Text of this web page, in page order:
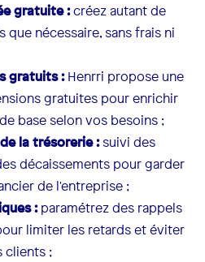
gratuite :créez autant de
nécessaire, sans frais ni
gratuits :Henrri propose une
gratuites pour enrichir
base selon vos besoins ;
la trésorerie :suivi des
décaissements pour garder
de l'entreprise ;
:paramétrez des rappels
limiter les retards et éviter
clients ;